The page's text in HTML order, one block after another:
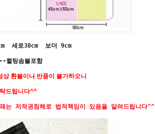
세로30cm 보더 9cm
퀼팅솜불포함
환불이나 반품이 불가하오니
드립니다^^
는 저적권침해로 법적책임이 있음을 알려드립니다^^